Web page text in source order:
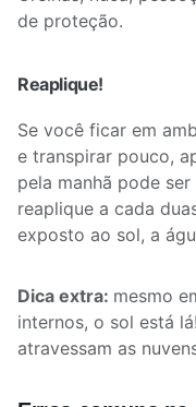
de proteção.
Reaplique!
Se você ficar em
e transpirar pouco,
pela manhã pode
reaplique a cada
exposto ao sol, a
Dica extra: mesmo
internos, o sol está
atravessam as